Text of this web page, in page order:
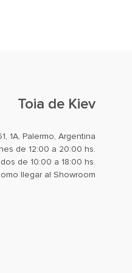
Toia de Kiev
1A, Palermo, Argentina
de 12:00 a 20:00 hs.
de 10:00 a 18:00 hs.
llegar al Showroom